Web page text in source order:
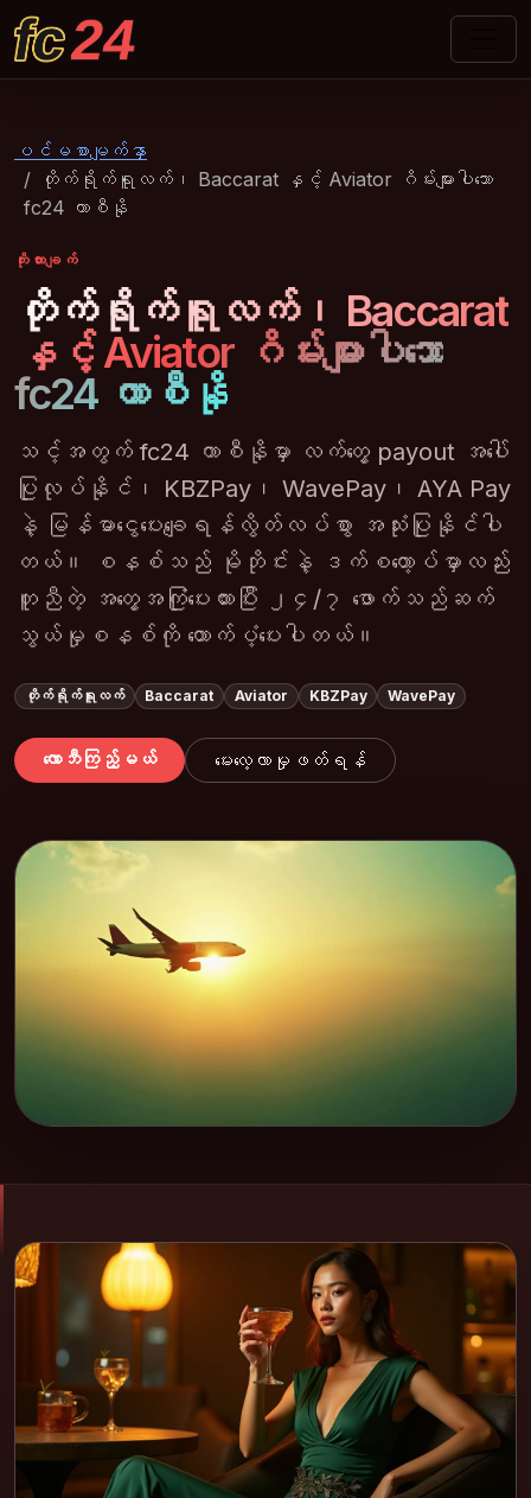
fc24
ပင်မစာမျက်နှာ
တိုက်ရိုက်ရူလက်၊ Baccarat နှင့် Aviator ဂိမ်းများပါသော
fc24 ကာစီနို
ကိုးကားချက်
တိုက်ရိုက်ရူလက်၊ Baccarat
နှင့် Aviator ဂိမ်းများပါသော
fc24 ကာစီနို
သင့်အတွက် fc24 ကာစီနိုမှာ လက်တွေ့ payout အပေါ်
ပြုလုပ်နိုင်၊ KBZPay၊ WavePay၊ AYA Pay
နဲ့ မြန်မာငွေပေးချေရန်လိွတ်လပ်စွာ အသုံးပြုနိုင်ပါ
တယ်။ စနစ်သည် မိုဘိုင်းနဲ့ ဒက်စတော့ပ်မှာလည်း
တူညီတဲ့ အတွေ့အကြုံပေးထားပြီး ၂၄/၇ ဖောက်သည်ဆက်
သွယ်မှုစနစ်ကို ထောက်ပံ့ပေးပါတယ်။
တိုက်ရိုက်ရူလက် Baccarat Aviator KBZPay WavePay
လောဘီကြည့်မယ် မေးလေ့လာမှုဖတ်ရန်